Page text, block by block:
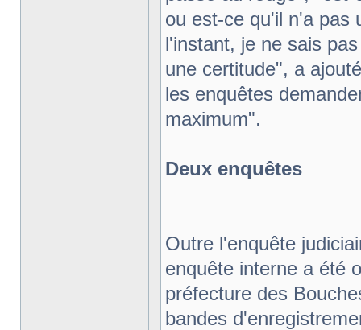
ou est-ce qu'il n'a pas
l'instant, je ne sais
une certitude", a
les enquêtes
maximum".
Deux enquêtes
Outre l'enquête
enquête interne a été
préfecture des
bandes